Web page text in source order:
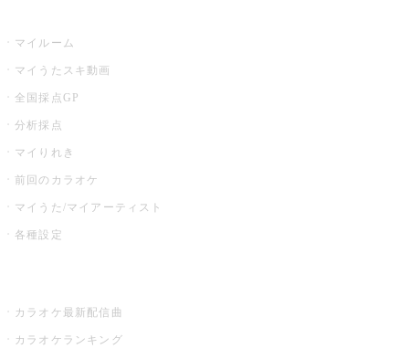
マイルーム
マイうたスキ動画
全国採点GP
分析採点
マイりれき
前回のカラオケ
マイうた/マイアーティスト
各種設定
カラオケ最新配信曲
カラオケランキング